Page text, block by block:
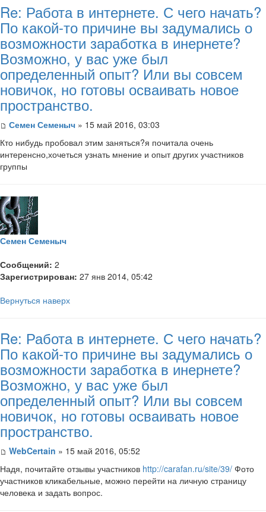
Re: Работа в интернете. С чего начать?
По какой-то причине вы задумались о
возможности заработка в инернете?
Возможно, у вас уже был
определенный опыт? Или вы совсем
новичок, но готовы осваивать новое
пространство.
Семен Семеныч » 15 май 2016, 03:03
Кто нибудь пробовал этим заняться?я почитала очень
интеренсно,хочеться узнать мнение и опыт других участников
группы
Семен Семеныч
Сообщений: 2
Зарегистрирован: 27 янв 2014, 05:42
Вернуться наверх
Re: Работа в интернете. С чего начать?
По какой-то причине вы задумались о
возможности заработка в инернете?
Возможно, у вас уже был
определенный опыт? Или вы совсем
новичок, но готовы осваивать новое
пространство.
WebCertain » 15 май 2016, 05:52
Надя, почитайте отзывы участников http://carafan.ru/site/39/ Фото
участников кликабельные, можно перейти на личную страницу
человека и задать вопрос.